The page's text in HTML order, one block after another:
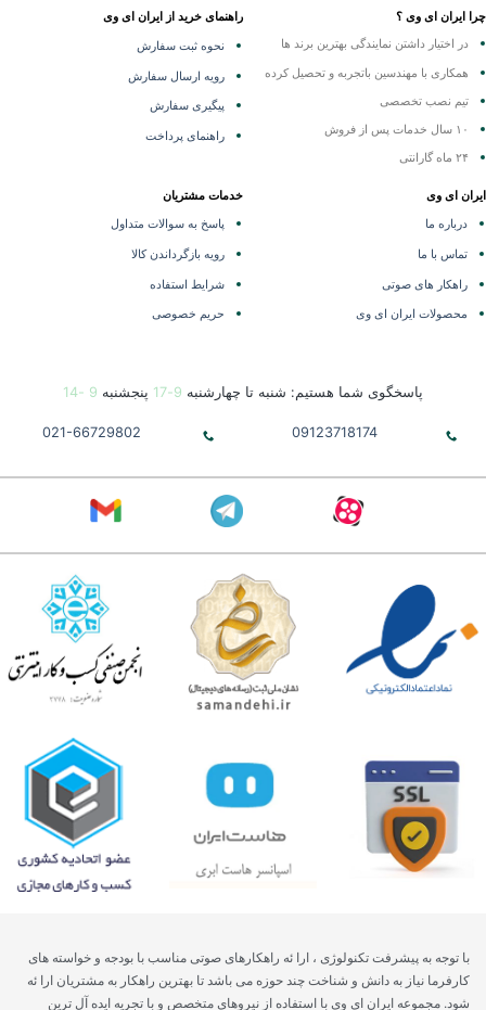
ایران ای وی ؟
در اختیار داشتن نمایندگیبهترین برند ها
همکاری با مهندسین باتجربه و تحصیل کرده
تیم نصب تخصصی
۲۴ ماه گارانتی
راهنمای خرید از ایران ای وی
نحوه ثبت سفارش
رویه ارسال سفارش
پیگیری سفارش
راهنمای پرداخت
ای وی
درباره ما
تماس با ما
راهکار های صوتی
محصولات ایران ای وی
خدمات مشتریان
پاسخ به سوالات متداول
رویه بازگرداندن کالا
شرایط استفاده
حریم خصوصی
پاسخگوی شما هستیم: شنبه تا چهارشنبه9-17 پنجشنبه9 -14
09123718174
021-66729802
با توجه به پیشرفت تکنولوژی ، ارا ئه راهکارهای صوتی مناسب با بودجه و خواسته های
کارفرما نیاز به دانش و شناخت چند حوزه می باشد تا بهترین راهکار به مشتریان ارا ئه
شود. مجموعه ایران ای وی با استفاده از نیروهای متخصص و با تجریه ایده آل ترین